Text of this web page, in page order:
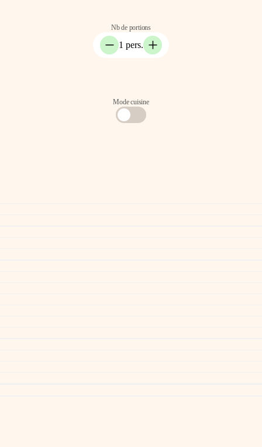
Nb de portions
− 1 pers. +
Mode cuisine